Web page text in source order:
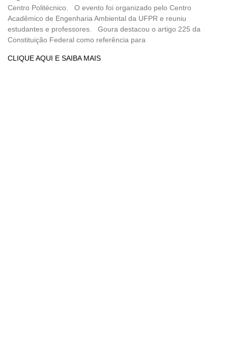
Centro Politécnico. O evento foi organizado pelo Centro
Acadêmico de Engenharia Ambiental da UFPR e reuniu
estudantes e professores. Goura destacou o artigo 225 da
Constituição Federal como referência para
CLIQUE AQUI E SAIBA MAIS